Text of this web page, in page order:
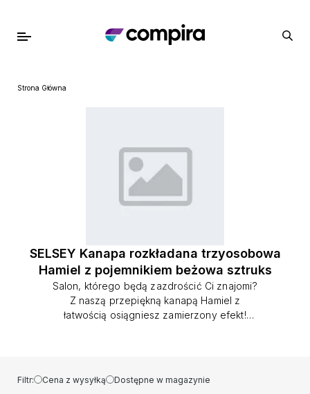
Strona Główna
SELSEY Kanapa rozkładana trzyosobowa
Hamiel z pojemnikiem beżowa sztruks
Salon, którego będą zazdrościć Ci znajomi?
Z naszą przepiękną kanapą Hamiel z
łatwością osiągniesz zamierzony efekt!
element wystroju każdego modnie
zaaranżowanego salonu, do którego pomoże
Filtr: Cena z wysyłką Dostępne w magazynie